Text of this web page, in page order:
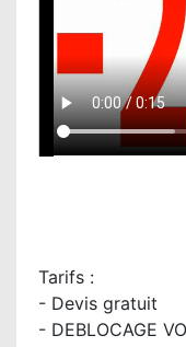
Tarifs :
- Devis gratuit
- DEBLOCAGE